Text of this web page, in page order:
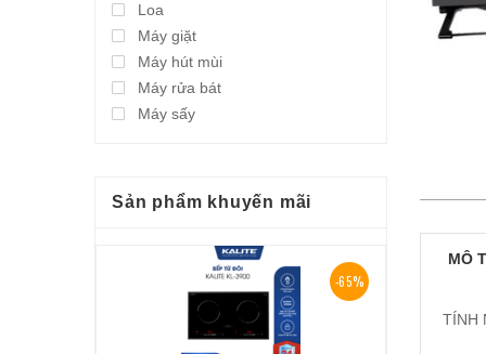
MÔ
TÍNH
Loa
Máy giặt
Máy hút mùi
Máy rửa bát
Máy sấy
Sản phẩm khuyến mãi
-65%